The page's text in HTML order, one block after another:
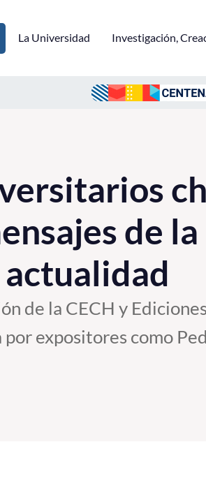
La Universidad Investigación,
de
actualidad
de la CECH y
por expositores como